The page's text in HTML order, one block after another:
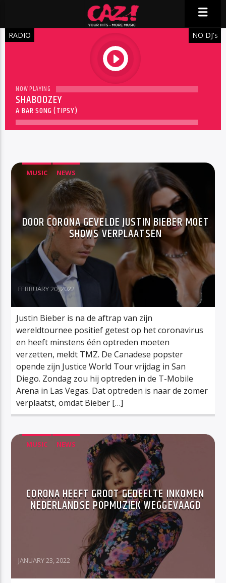
RADIO
play
NO DJ'S
NOW PLAYING
SHABOOZEY
A BAR SONG (TIPSY)
MUSIC NEWS
DOOR CORONA GEVELDE JUSTIN BIEBER MOET
SHOWS VERPLAATSEN
FEBRUARY 20, 2022
Justin Bieber is na de aftrap van zijn
wereldtournee positief getest op het coronavirus
en heeft minstens één optreden moeten
verzetten, meldt TMZ. De Canadese popster
opende zijn Justice World Tour vrijdag in San
Diego. Zondag zou hij optreden in de T-Mobile
Arena in Las Vegas. Dat optreden is naar de zomer
verplaatst, omdat Bieber […]
MUSIC NEWS
CORONA HEEFT GROOT GEDEELTE INKOMEN
NEDERLANDSE POPMUZIEK WEGGEVAAGD
JANUARY 23, 2022